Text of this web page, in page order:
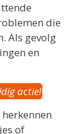
die
Als gevolg
en
actie!
of